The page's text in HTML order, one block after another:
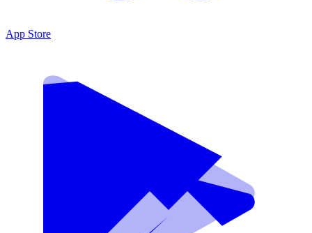
App Store